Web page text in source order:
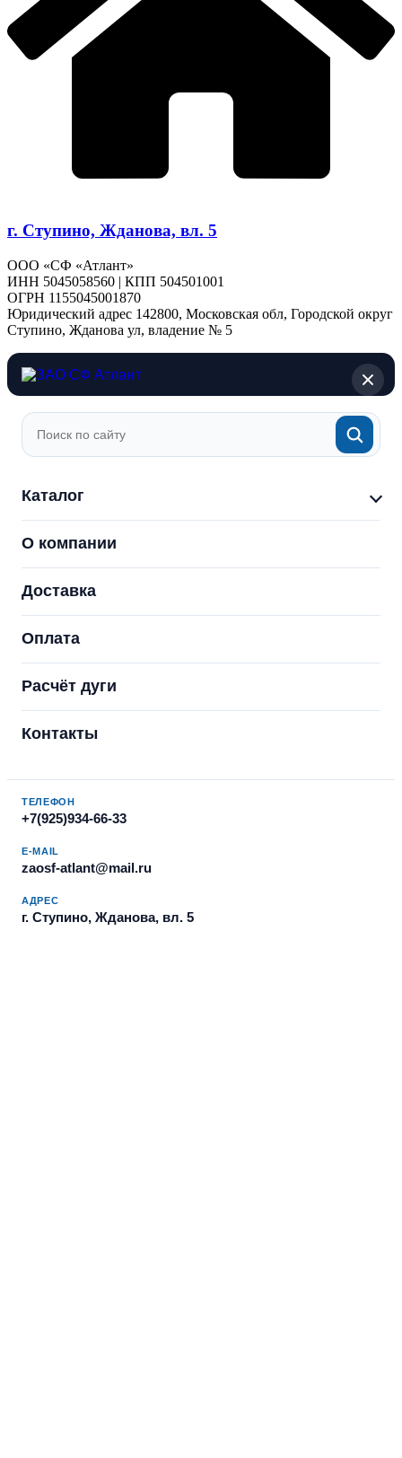
г. Ступино, Жданова, вл. 5
ООО «СФ «Атлант»
ИНН 5045058560 | КПП 504501001
ОГРН 1155045001870
Юридический адрес 142800, Московская обл, Городской округ
Ступино, Жданова ул, владение № 5
Каталог
О компании
Доставка
Оплата
Расчёт дуги
Контакты
ТЕЛЕФОН
+7(925)934-66-33
E-MAIL
zaosf-atlant@mail.ru
АДРЕС
г. Ступино, Жданова, вл. 5